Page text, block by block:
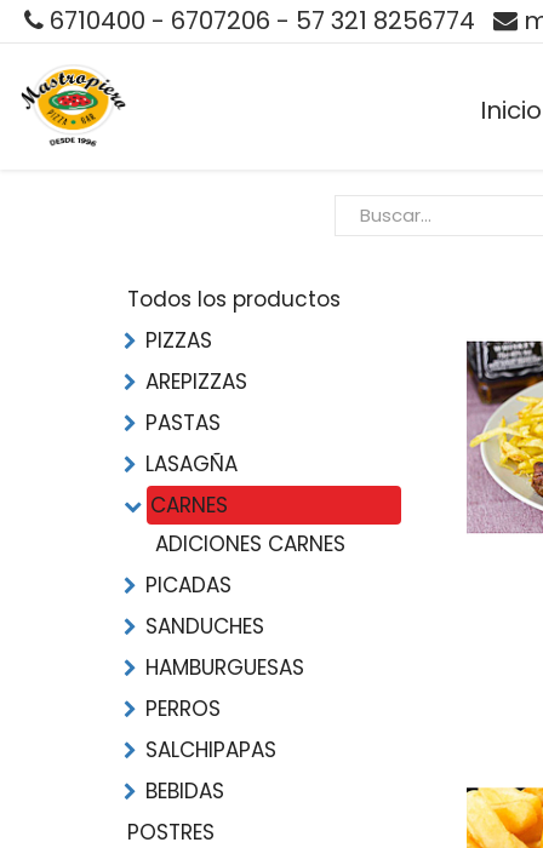
6710400 - 6707206 - 57 321 8256774
Inicio
Todos los productos
PIZZAS
AREPIZZAS
PASTAS
LASAGÑA
CARNES
ADICIONES CARNES
PICADAS
SANDUCHES
HAMBURGUESAS
PERROS
SALCHIPAPAS
BEBIDAS
POSTRES